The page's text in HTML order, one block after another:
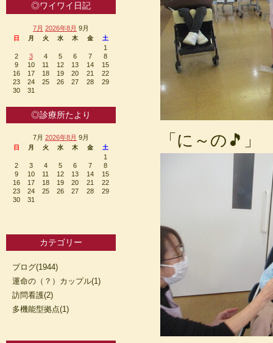
「に～の🎵」
◎ワイワイ日記
7月 2026年8月 9月
日 月 火 水 木 金 土
1
2
3 4 5 6 7
8
9
10 11 12 13 14
15
16
17 18 19 20 21
22
23
24 25 26 27 28
29
30
31
◎診療所たより
7月 2026年8月 9月
日 月 火 水 木 金 土
1
2
3 4 5 6 7
8
9
10 11 12 13 14
15
16
17 18 19 20 21
22
23
24 25 26 27 28
29
30
31
カテゴリー
ブログ(1944)
運命の（？）カップル(1)
訪問看護(2)
多機能型拠点(1)